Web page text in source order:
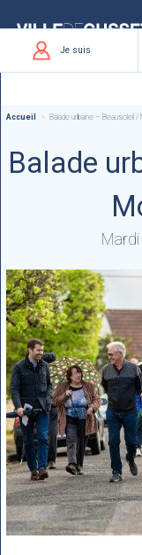
vous
Je suis
Accueil Balade urbaine – Beausoleil /
Balade